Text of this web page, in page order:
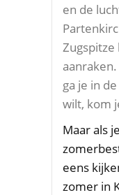
en de
Zugspitze
ga je in
wilt, kom
Maar als
eens
zomer in